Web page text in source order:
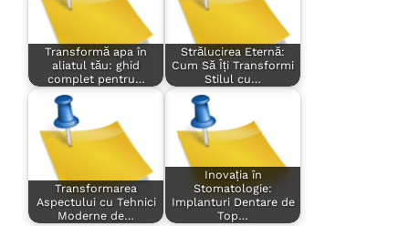
Transformă apa în
aliatul tău: ghid
complet pentru…
Strălucirea Eternă:
Cum Să Îți Transformi
Stilul cu…
Transformarea
Aspectului cu Tehnici
Moderne de…
Inovația în
Stomatologie:
Implanturi Dentare de
Top…